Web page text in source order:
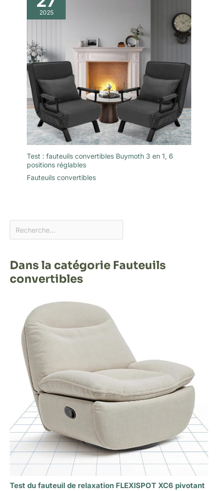
2025
Test : fauteuils convertibles Buymoth 3 en 1, 6
positions réglables
Fauteuils convertibles
Dans la catégorie Fauteuils
convertibles
Test du fauteuil de relaxation FLEXISPOT XC6 pivotant